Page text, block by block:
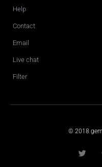
Help
Contact
Email
Live chat
Filter
© 2018
w
i